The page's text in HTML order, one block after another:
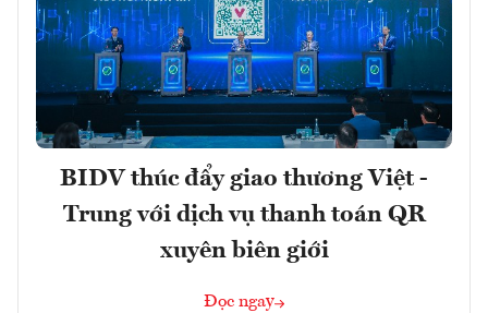
BIDV thúc đẩy giao thương Việt -
Trung với dịch vụ thanh toán QR
xuyên biên giới
Đọc ngay